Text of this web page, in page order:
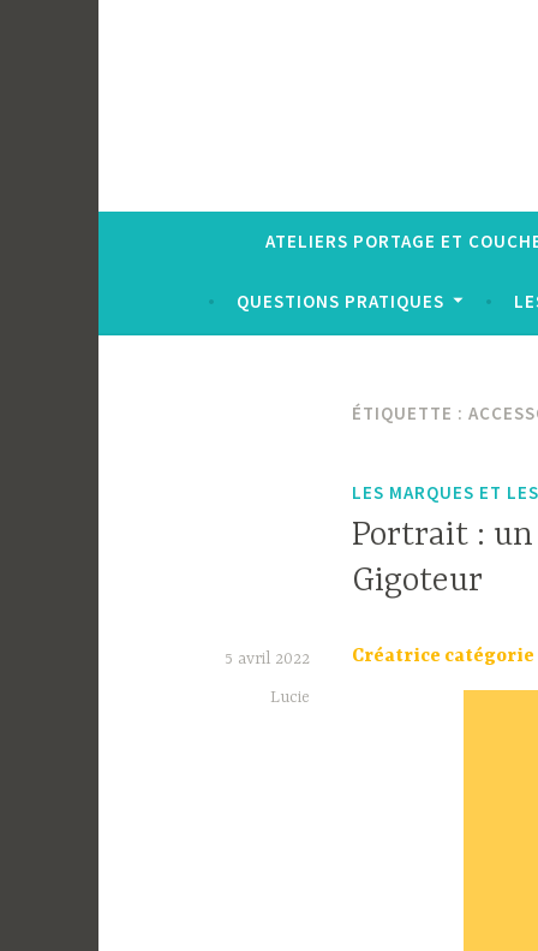
ATELIERS PORTAGE ET
QUESTIONS PRATIQUES
ÉTIQUETTE :
LES MARQUES ET
Portrait :
Gigoteur
5 avril 2022
Lucie
Créatrice catégorie